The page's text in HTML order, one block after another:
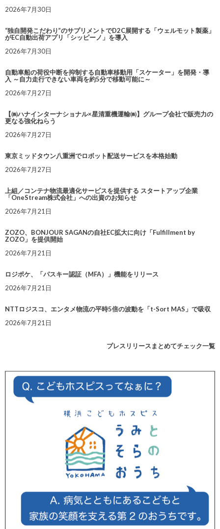
2026年7月30日
“独自開発こだわり”のサプリメントでD2C展開する「ウェルモット製薬」
がEC自動出荷アプリ「シッピーノ」を導入
2026年7月30日
自動車船の荷役中断を抑制する自動車移動用「スケーター」を開発・導
入 ～自力走行できない車両を約5分で移動可能に～
2026年7月27日
【㈱ハナインターナショナル×星清重機運輸㈱】グループ会社で販売力の
更なる強化ねらう
2026年7月27日
東京ミッドタウン八重洲でロボット配送サービスを本格始動
2026年7月27日
上組／コンテナ物流最適化サービスを提供する スタートアップ企業
「OneStream株式会社」への出資のお知らせ
2026年7月21日
ZOZO、BONJOUR SAGANの自社EC拡大に向け「Fulfillment by
ZOZO」を提供開始
2026年7月21日
ロジポケ、「パスキー認証（MFA）」機能をリリース
2026年7月21日
NTTロジスコ、エンタメ物流の平時5倍の波動を「t-Sort MAS」で吸収
2026年7月21日
プレスリリースまとめてチェック一覧